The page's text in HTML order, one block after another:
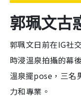
郭珮文古
郭珮文日前在IG社
時浸溫泉拍攝的幕
溫泉擺pose，三名
力和專業。